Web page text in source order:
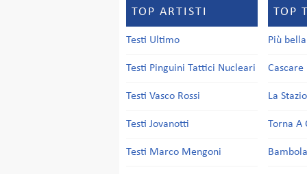
TOP ARTISTI
Testi Ultimo
Testi Pinguini Tattici Nucleari
Testi Vasco Rossi
Testi Jovanotti
Testi Marco Mengoni
TOP
Più
Cascare
La
Torna A
Bambola